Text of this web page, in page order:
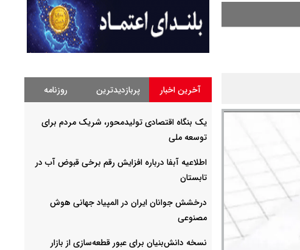
آخرین اخبار پربازدیدترین روزنامه
یک بنگاه اقتصادی تولیدمحور، شریک مردم برای
توسعه ملی
اطلاعیه آبفا درباره افزایش رقم برخی قبوض آب در
تابستان
درخشش جوانان ایران در المپیاد جهانی هوش
مصنوعی
نسخه دانش‌بنیان برای عبور قطعه‌سازی از بازار